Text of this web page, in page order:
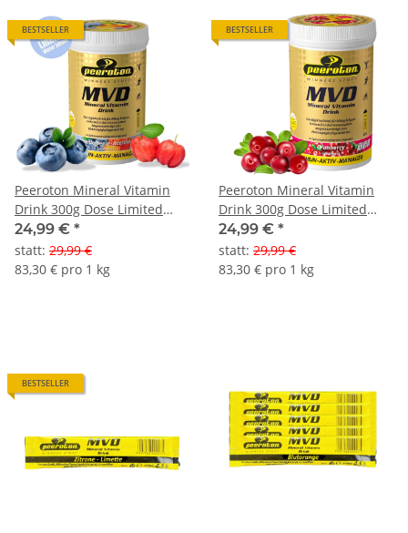
BESTSELLER
Peeroton Mineral Vitamin
Drink 300g Dose Limited
Edition Heidelbeere-Acerola
24,99 € *
statt: 29,99 €
83,30 € pro 1 kg
BESTSELLER
Peeroton Mineral Vitamin
Drink 300g Dose Limited
Editions
24,99 € *
statt: 29,99 €
83,30 € pro 1 kg
BESTSELLER